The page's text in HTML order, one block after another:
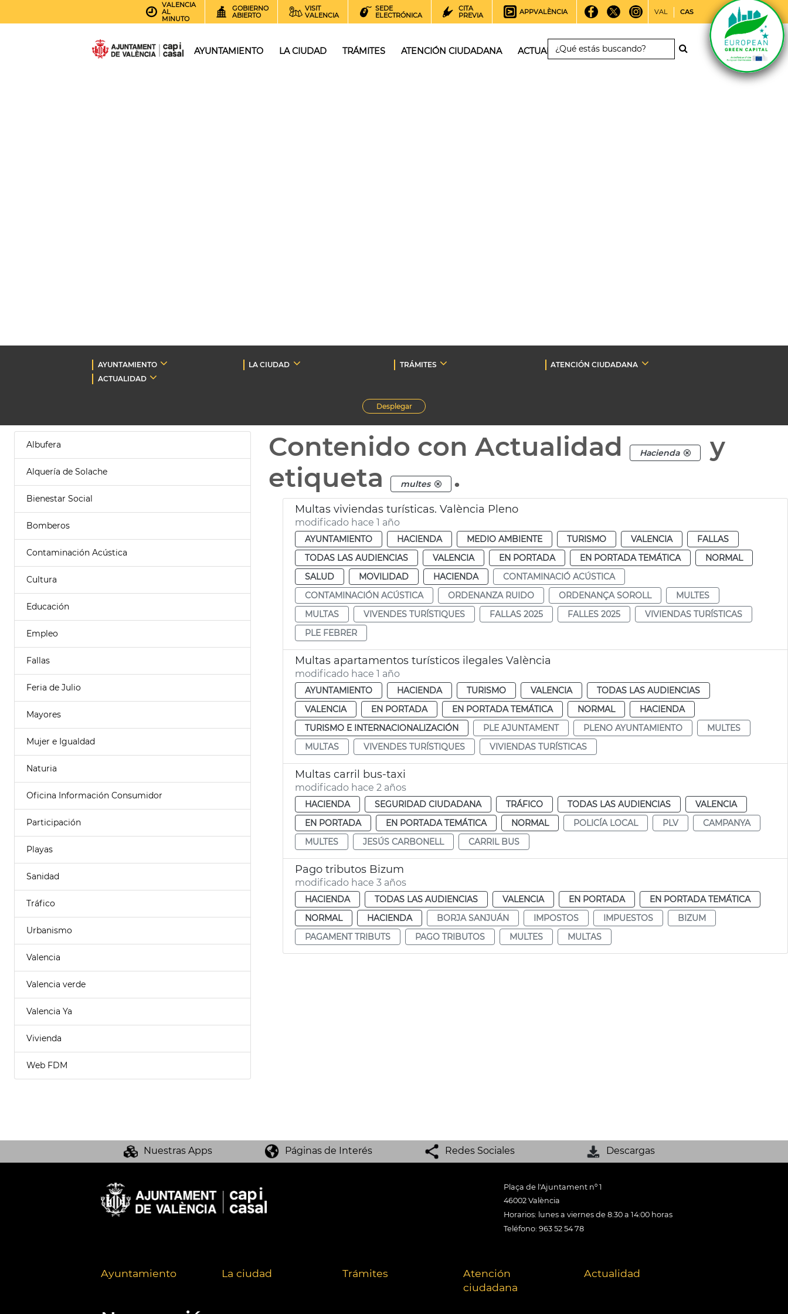
VALENCIA
AL
MINUTO
GOBIERNO
ABIERTO
VISIT
VALENCIA
SEDE
ELECTRÓNICA
CITA
PREVIA
APPVALÈNCIA VAL CAS
AYUNTAMIENTO LA CIUDAD TRÁMITES ATENCIÓN CIUDADANA ACTUALIDAD
AYUNTAMIENTO LA CIUDAD TRÁMITES
ATENCIÓN CIUDADANA
ACTUALIDAD
Desplegar
Albufera
Alquería de Solache
Bienestar Social
Bomberos
Contaminación Acústica
Cultura
Educación
Empleo
Fallas
Feria de Julio
Mayores
Mujer e Igualdad
Naturia
Oficina Información Consumidor
Participación
Playas
Sanidad
Tráfico
Urbanismo
Valencia
Valencia verde
Valencia Ya
Vivienda
Web FDM
Contenido con Actualidad Hacienda
y
etiqueta
multes .
Multas viviendas turísticas. València Pleno
modificado hace 1 año
AYUNTAMIENTO HACIENDA MEDIO AMBIENTE TURISMO VALENCIA
FALLAS
TODAS LAS AUDIENCIAS
VALENCIA EN PORTADA EN PORTADA TEMÁTICA
NORMAL
SALUD
MOVILIDAD HACIENDA
CONTAMINACIÓ ACÚSTICA
CONTAMINACIÓN ACÚSTICA
ORDENANZA RUIDO ORDENANÇA SOROLL
MULTES
MULTAS
VIVENDES TURÍSTIQUES FALLAS 2025 FALLES 2025
VIVIENDAS TURÍSTICAS
PLE FEBRER
Multas apartamentos turísticos ilegales València
modificado hace 1 año
AYUNTAMIENTO HACIENDA TURISMO VALENCIA
TODAS LAS AUDIENCIAS
VALENCIA
EN PORTADA EN PORTADA TEMÁTICA NORMAL
HACIENDA
TURISMO E INTERNACIONALIZACIÓN
PLE AJUNTAMENT PLENO AYUNTAMIENTO
MULTES
MULTAS
VIVENDES TURÍSTIQUES VIVIENDAS TURÍSTICAS
Multas carril bus-taxi
modificado hace 2 años
HACIENDA SEGURIDAD CIUDADANA TRÁFICO TODAS LAS AUDIENCIAS
VALENCIA
EN PORTADA
EN PORTADA TEMÁTICA NORMAL POLICÍA LOCAL PLV
CAMPANYA
MULTES
JESÚS CARBONELL CARRIL BUS
Pago tributos Bizum
modificado hace 3 años
HACIENDA TODAS LAS AUDIENCIAS VALENCIA EN PORTADA
EN PORTADA TEMÁTICA
NORMAL
HACIENDA BORJA SANJUÁN IMPOSTOS IMPUESTOS
BIZUM
PAGAMENT TRIBUTS
PAGO TRIBUTOS MULTES MULTAS
Nuestras Apps Páginas de Interés Redes Sociales Descargas
Plaça de l'Ajuntament nº 1
46002 València
Horarios: lunes a viernes de 8:30 a 14:00 horas
Teléfono: 963 52 54 78
Ayuntamiento La ciudad Trámites
Atención
ciudadana
Actualidad